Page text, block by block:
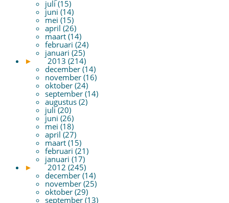
juli (15)
juni (14)
mei (15)
april (26)
maart (14)
februari (24)
januari (25)
►
2013 (214)
december (14)
november (16)
oktober (24)
september (14)
augustus (2)
juli (20)
juni (26)
mei (18)
april (27)
maart (15)
februari (21)
januari (17)
►
2012 (245)
december (14)
november (25)
oktober (29)
september (13)